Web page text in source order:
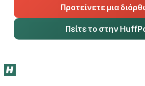
Προτείνετε μια
Πείτε το στην